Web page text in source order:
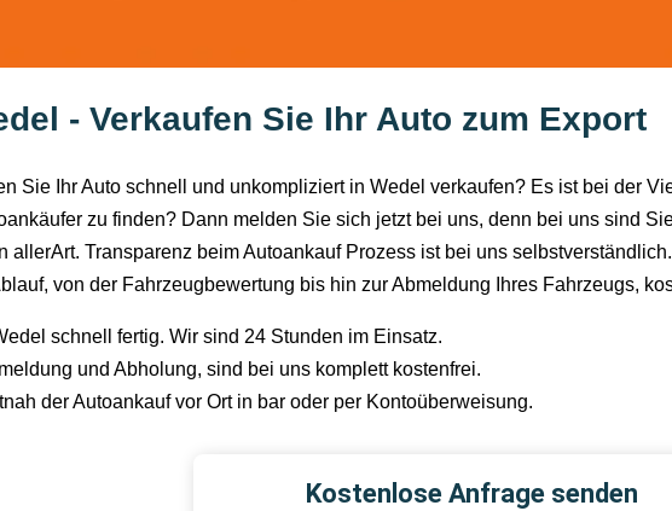
- Verkaufen Sie Ihr Auto zum Export
Sie Ihr Auto schnell und unkompliziert in Wedel verkaufen? Es ist bei der
zu finden? Dann melden Sie sich jetzt bei uns, denn bei uns sind
allerArt. Transparenz beim Autoankauf Prozess ist bei uns
von der Fahrzeugbewertung bis hin zur Abmeldung Ihres Fahrzeugs,
schnell fertig. Wir sind 24 Stunden im Einsatz.
und Abholung, sind bei uns komplett kostenfrei.
der Autoankauf vor Ort in bar oder per Kontoüberweisung.